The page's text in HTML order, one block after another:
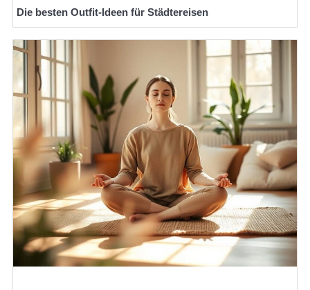
Die besten Outfit-Ideen für Städtereisen